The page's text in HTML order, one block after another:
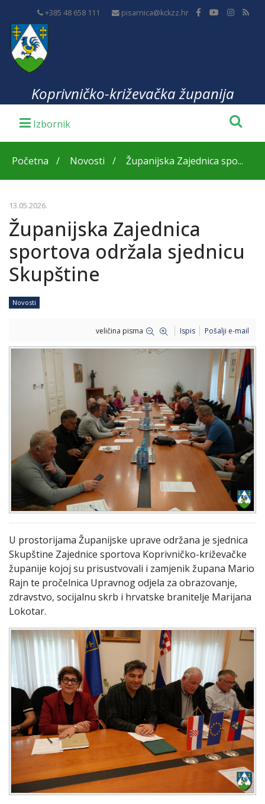
+385 48 658 111 pisarnica@kckzz.hr
Koprivničko-križevačka županija
Početna Novosti Županijska Zajednica spo...
13.05.2026.
Županijska Zajednica
sportova održala sjednicu
Skupštine
Novosti
veličina pisma Ispis Pošalji e-mail
U prostorijama Županijske uprave održana je sjednica
Skupštine Zajednice sportova Koprivničko-križevačke
županije kojoj su prisustvovali i zamjenik župana Mario
Rajn te pročelnica Upravnog odjela za obrazovanje,
zdravstvo, socijalnu skrb i hrvatske branitelje Marijana
Lokotar.